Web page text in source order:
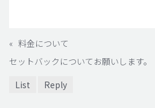
« 料金について
セットバックについてお願いします。
List
Reply